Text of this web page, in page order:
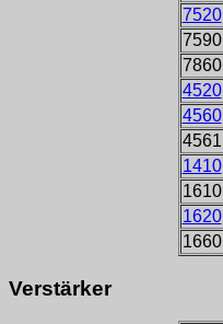
7520
7590
7860
4520
4560
4561
1410
1610
1620
1660
Verstärker